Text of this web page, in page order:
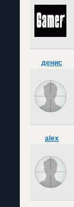
денис
alex